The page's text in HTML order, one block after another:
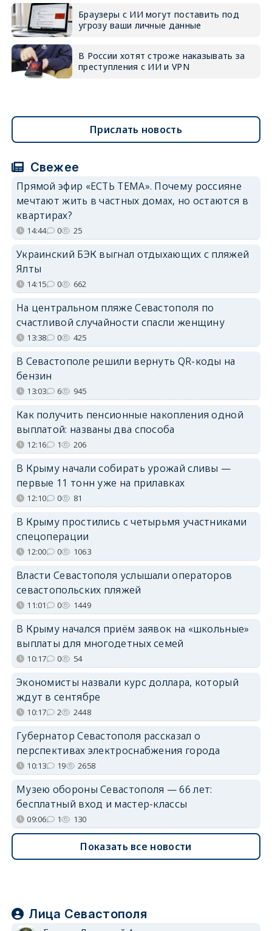
Браузеры с ИИ могут поставить под
угрозу ваши личные данные
В России хотят строже наказывать за
преступления с ИИ и VPN
Прислать новость
Свежее
Прямой эфир «ЕСТЬ ТЕМА». Почему россияне
мечтают жить в частных домах, но остаются в
квартирах?
14:44 0 25
Украинский БЭК выгнал отдыхающих с пляжей
Ялты
14:15 0 662
На центральном пляже Севастополя по
счастливой случайности спасли женщину
13:38 0 425
В Севастополе решили вернуть QR-коды на
бензин
13:03 6 945
Как получить пенсионные накопления одной
выплатой: названы два способа
12:16 1 206
В Крыму начали собирать урожай сливы —
первые 11 тонн уже на прилавках
12:10 0 81
В Крыму простились с четырьмя участниками
спецоперации
12:00 0 1063
Власти Севастополя услышали операторов
севастопольских пляжей
11:01 0 1449
В Крыму начался приём заявок на «школьные»
выплаты для многодетных семей
10:17 0 54
Экономисты назвали курс доллара, который
ждут в сентябре
10:17 2 2448
Губернатор Севастополя рассказал о
перспективах электроснабжения города
10:13 19 2658
Музею обороны Севастополя — 66 лет:
бесплатный вход и мастер-классы
09:06 1 130
Показать все новости
Лица Севастополя